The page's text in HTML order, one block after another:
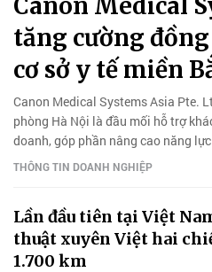
tăng cường
cơ sở y tế miền
Canon Medical Systems Asia Pte.
phòng Hà Nội là đầu mối hỗ trợ
doanh, góp phần nâng cao năng
vực miền Bắc.
THÔNG TIN DOANH NGHIỆP
Lần đầu tiên tại Việt
thuật xuyên Việt hai
1.700 km